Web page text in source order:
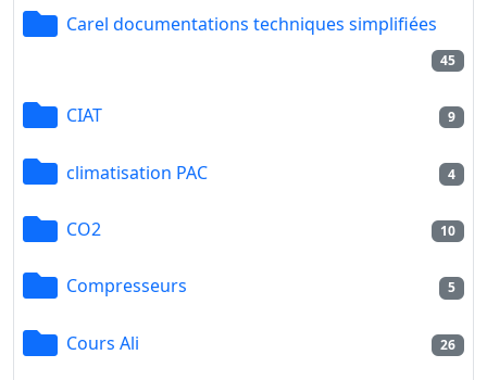
Carel documentations techniques simplifiées
45
CIAT 9
climatisation PAC 4
CO2 10
Compresseurs 5
Cours Ali 26